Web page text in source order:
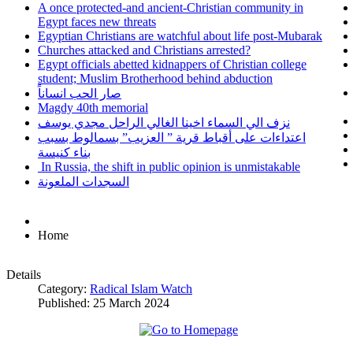
A once protected-and ancient-Christian community in
Egypt faces new threats
Egyptian Christians are watchful about life post-Mubarak
Churches attacked and Christians arrested?
Egypt officials abetted kidnappers of Christian college
student; Muslim Brotherhood behind abduction
صار الحب انساناً
Magdy 40th memorial
نزف الي السماء اخينا الغالي الراحل مجدي يوسف
اعتداءات على أقباط قرية ” العزيب” بسمالوط بسبب
بناء كنيسة
In Russia, the shift in public opinion is unmistakable
السجدات الملعونة
Home
Details
Category: Radical Islam Watch
Published: 25 March 2024